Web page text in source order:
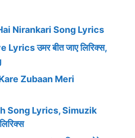
Nirankari Song Lyrics
उमर बीत जाए लिरिक्स,
Zubaan Meri
Song Lyrics, Simuzik